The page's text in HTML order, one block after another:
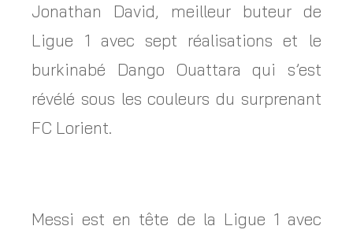
Jonathan David, meilleur buteur de
Ligue 1 avec sept réalisations et le
burkinabé Dango Ouattara qui s’est
révélé sous les couleurs du surprenant
FC Lorient.
Messi est en tête de la Ligue 1 avec